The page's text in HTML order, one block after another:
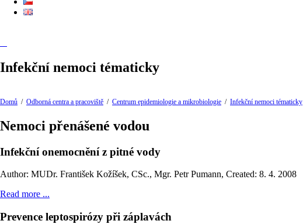
Infekční nemoci tématicky
Domů / Odborná centra a pracoviště / Centrum epidemiologie a mikrobiologie / Infekční nemoci tématicky
Nemoci přenášené vodou
Infekční onemocnění z pitné vody
Author: MUDr. František Kožíšek, CSc., Mgr. Petr Pumann, Created: 8. 4. 2008
Read more ...
Prevence leptospirózy při záplavách